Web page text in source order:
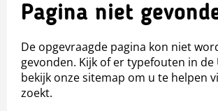
Pagina niet
De opgevraagde pagina kon niet
gevonden. Kijk of er typefouten in de
bekijk onze sitemap om u te helpen
zoekt.